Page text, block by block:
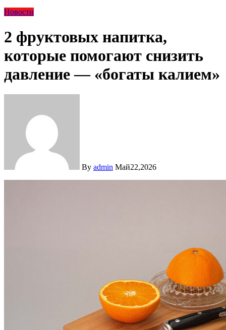
Новости
2 фруктовых напитка,
которые помогают снизить
давление — «богаты калием»
By admin Май22,2026